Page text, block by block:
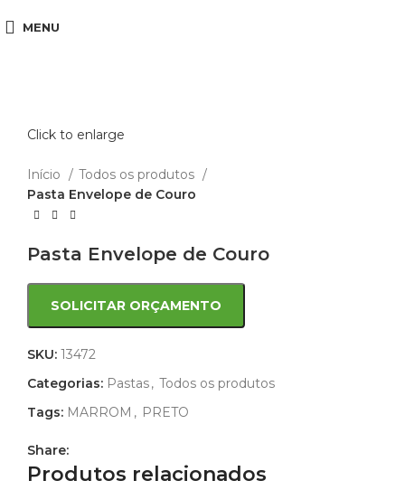
MENU
Click to enlarge
Início
Todos os produtos
Pasta Envelope de Couro
Pasta Envelope de Couro
SOLICITAR ORÇAMENTO
SKU: 13472
Categorias: Pastas, Todos os produtos
Tags: MARROM , PRETO
Share:
Produtos relacionados